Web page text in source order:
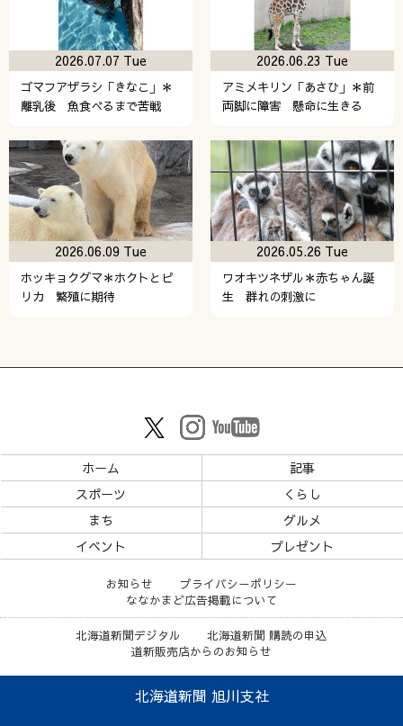
ゴマフアザラシ「きなこ」＊
離乳後 魚食べるまで苦戦
2026.07.07 Tue
アミメキリン「あさひ」＊前
両脚に障害 懸命に生きる
2026.06.23 Tue
ホッキョクグマ＊ホクトとピ
リカ 繁殖に期待
2026.06.09 Tue
ワオキツネザル＊赤ちゃん誕
生 群れの刺激に
2026.05.26 Tue
ホーム
記事
スポーツ
くらし
まち
グルメ
イベント
プレゼント
お知らせ
プライバシーポリシー
ななかまど広告掲載について
北海道新聞デジタル
北海道新聞 購読の申込
道新販売店からのお知らせ
北海道新聞 旭川支社